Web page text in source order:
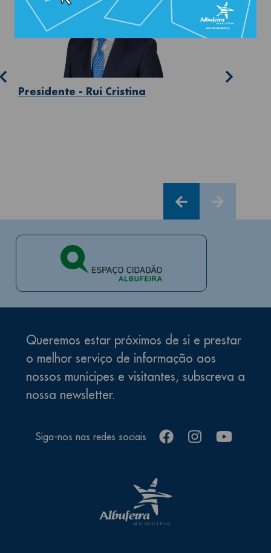
Presidente - Rui Cristina
Queremos estar próximos de si e prestar
o melhor serviço de informação aos
nossos munícipes e visitantes, subscreva a
nossa newsletter.
Siga-nos nas redes sociais facebookinstagramyoutube